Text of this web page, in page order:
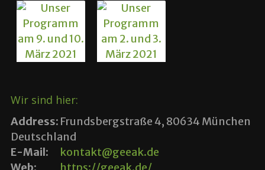
Wir sind hier:
Address:Frundsbergstraße 4, 80634 München
Deutschland
E-Mail:
kontakt@geeak.de